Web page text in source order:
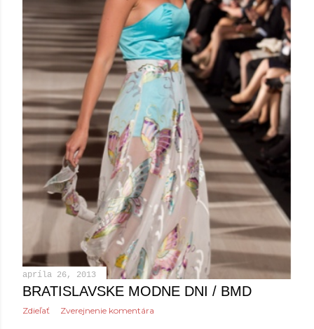
apríla 26, 2013
BRATISLAVSKE MODNE DNI / BMD
Zdieľať Zverejnenie komentára